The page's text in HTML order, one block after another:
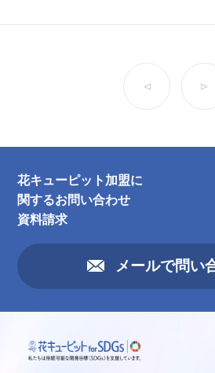
前へ 次へ
花キューピット加盟に
関するお問い合わせ
資料請求
メールで問い